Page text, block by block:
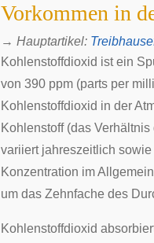
Vorkommen in
→ Hauptartikel:
Kohlenstoffdioxid ist ein
von 390 ppm (parts per
Kohlenstoffdioxid in der
Kohlenstoff (das Verhältnis
variiert jahreszeitlich
Konzentration im
um das Zehnfache des
Kohlenstoffdioxid